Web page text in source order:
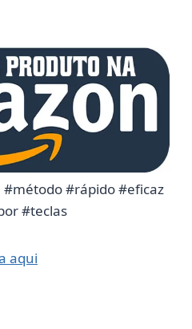
#método #rápido #eficaz
#teclas
aqui